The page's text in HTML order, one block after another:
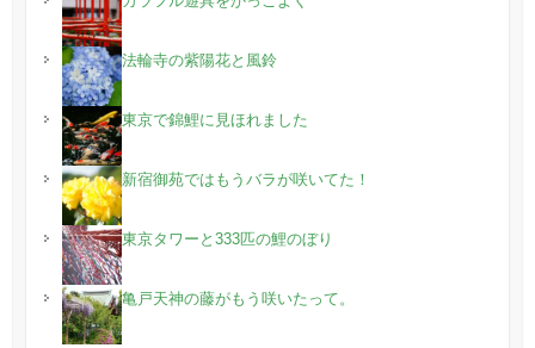
法輪寺の紫陽花と風鈴
東京で錦鯉に見ほれました
新宿御苑ではもうバラが咲いてた！
東京タワーと333匹の鯉のぼり
亀戸天神の藤がもう咲いたって。